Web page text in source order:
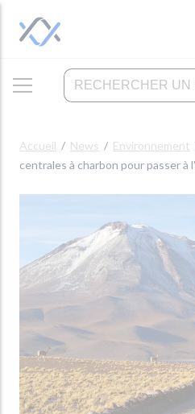
Accueil News Environnement
centrales à charbon pour passer à